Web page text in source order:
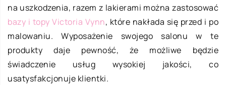
na uszkodzenia, razem z lakierami można zastosować
bazy i topy Victoria Vynn, które nakłada się przed i po
malowaniu. Wyposażenie swojego salonu w te
produkty daje pewność, że możliwe będzie
świadczenie usług wysokiej jakości, co
usatysfakcjonuje klientki.